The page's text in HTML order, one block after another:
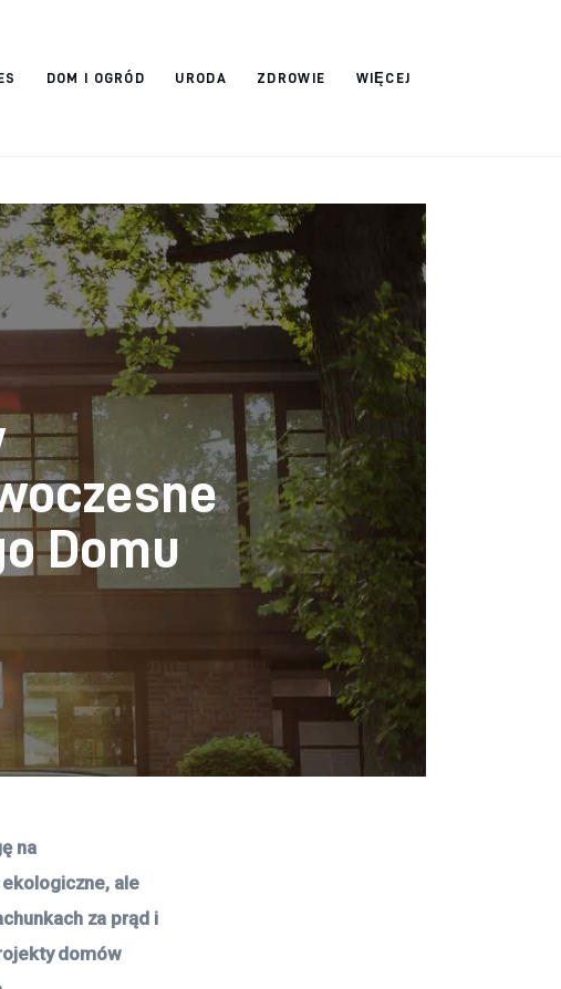
DOM I OGRÓD URODA ZDROWIE WIĘCEJ
Domu
na
ale
za prąd i
domów